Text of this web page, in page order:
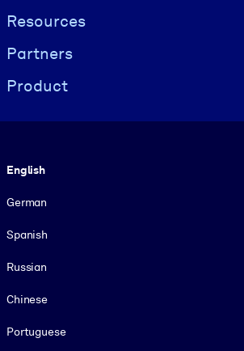
Resources
Partners
Product
English
German
Spanish
Russian
Chinese
Portuguese